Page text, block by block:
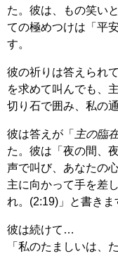
た。彼は、もの笑い
ての極めつけは「平
す。
彼の祈りは答えられ
を求めて叫んでも、
切り石で囲み、私の
彼は答えが「 主の臨
た。彼は「夜の間、
声で叫び、あなたの
主に向かって手を差
れ。(2:19)」と書きま
彼は続けて…
「私のたましいは、